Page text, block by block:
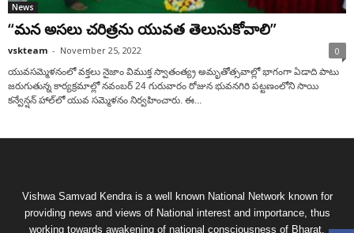
News
“మ‌న అస‌లు చ‌రిత్ర‌ను యువ‌త తెలుసుకోవాలి”
vskteam - November 25, 2022 0
యువ‌స‌మ్మెళ‌నంలో వ‌క్త‌లు నైజాం విముక్త స్వాతంత్య్ర అమృతోత్స‌వాల్లో భాగంగా ఏడాది పాటు
జ‌రుగుతున్న కార్య‌క్ర‌మాల్లో న‌వంబ‌ర్ 24 గురువారం రోజున భువ‌న‌గిరి ప‌ట్ట‌ణంలోని సాయి
క‌న్వేన్ష‌న్ హాల్‌లో యువ స‌మ్మెళ‌నం నిర్వ‌హించారు. ఈ...
Vishwa Samvad Kendra is a well known National Network known for
providing news and views of National interest and importance, thus
working towards awakening of national consciousness of Bharat.